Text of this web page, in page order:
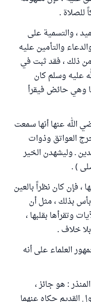
للصلاة .
، والتسمية على
والتأمين عليه
ذلك ، فقد ثبت في
عليه وسلم كان
وهي حائض فيقرأ
عنها أنها سمعت
العواتق وذوات
ـ وليشهدن الخير
) .
، فإن كان نظراً بالعين
بأس بذلك ، مثل أن
وتقرأها بقلبها ،
خلاف .
العلماء على أنه
: هو جائز ،
حكاه عنهما